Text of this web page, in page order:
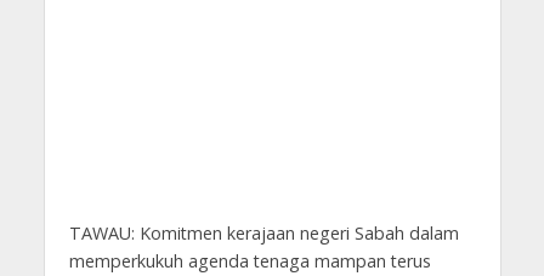
TAWAU: Komitmen kerajaan negeri Sabah dalam
memperkukuh agenda tenaga mampan terus